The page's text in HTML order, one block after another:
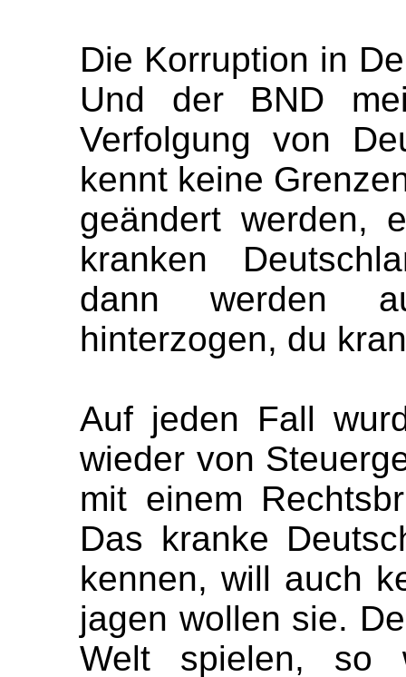
Die Korruption in
Und der BND
Verfolgung von
kennt keine
geändert werden,
kranken
dann werden
hinterzogen, du
Auf jeden Fall
wieder von
mit einem
Das kranke
kennen, will auch
jagen wollen sie.
Welt spielen,